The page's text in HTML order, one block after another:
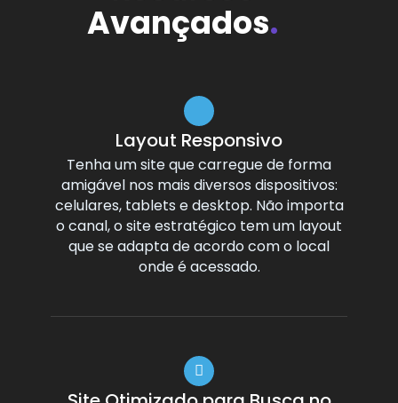
Avançados.
Layout Responsivo
Tenha um site que carregue de forma
amigável nos mais diversos dispositivos:
celulares, tablets e desktop. Não importa
o canal, o site estratégico tem um layout
que se adapta de acordo com o local
onde é acessado.